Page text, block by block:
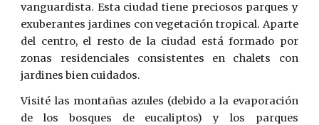
vanguardista. Esta ciudad tiene preciosos parques y
exuberantes jardines con vegetación tropical. Aparte
del centro, el resto de la ciudad está formado por
zonas residenciales consistentes en chalets con
jardines bien cuidados.
Visité las montañas azules (debido a la evaporación
de los bosques de eucaliptos) y los parques